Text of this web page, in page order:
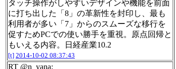
タッチ操作がしやすいデザインや機能を前面
に打ち出した「8」の革新性を封印し、最も
利用者が多い「7」からのスムーズな移行を
促すためPCでの使い勝手を重視。原点回帰と
もいえる内容。日経産業10.2
[t] 2014-10-02 08:37:43
RT @n_yana: